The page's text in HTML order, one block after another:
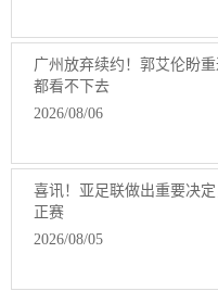
广州放弃续约！郭艾伦盼
都看不下去
2026/08/06
喜讯！亚足联做出重要决
正赛
2026/08/05